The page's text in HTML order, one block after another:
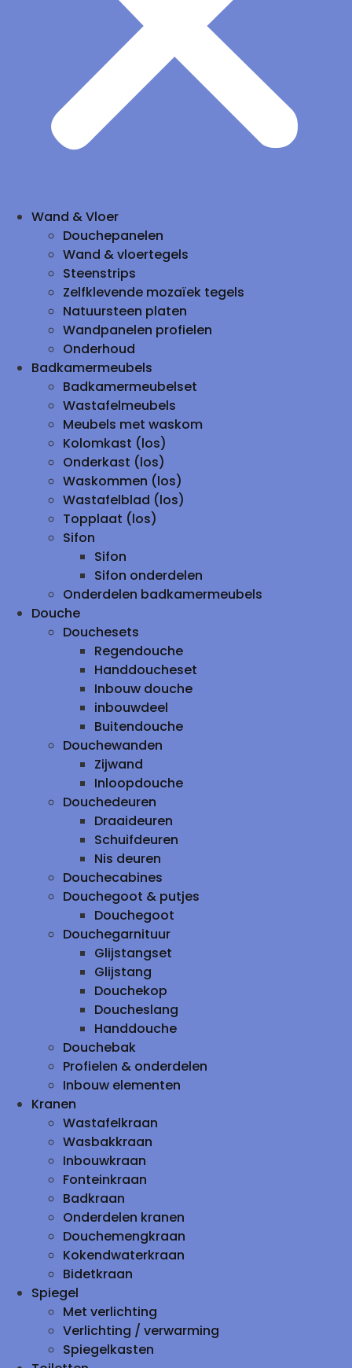
Wand & Vloer
Douchepanelen
Wand & vloertegels
Steenstrips
Zelfklevende mozaïek tegels
Natuursteen platen
Wandpanelen profielen
Onderhoud
Badkamermeubels
Badkamermeubelset
Wastafelmeubels
Meubels met waskom
Kolomkast (los)
Onderkast (los)
Waskommen (los)
Wastafelblad (los)
Topplaat (los)
Sifon
Sifon
Sifon onderdelen
Onderdelen badkamermeubels
Douche
Douchesets
Regendouche
Handdoucheset
Inbouw douche
inbouwdeel
Buitendouche
Douchewanden
Zijwand
Inloopdouche
Douchedeuren
Draaideuren
Schuifdeuren
Nis deuren
Douchecabines
Douchegoot & putjes
Douchegoot
Douchegarnituur
Glijstangset
Glijstang
Douchekop
Doucheslang
Handdouche
Douchebak
Profielen & onderdelen
Inbouw elementen
Kranen
Wastafelkraan
Wasbakkraan
Inbouwkraan
Fonteinkraan
Badkraan
Onderdelen kranen
Douchemengkraan
Kokendwaterkraan
Bidetkraan
Spiegel
Met verlichting
Verlichting / verwarming
Spiegelkasten